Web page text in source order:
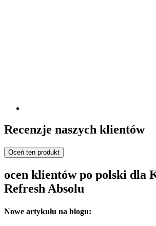
Recenzje naszych klientów
Oceń ten produkt
ocen klientów po polski dla
Refresh Absolu
Nowe artykułu na blogu: